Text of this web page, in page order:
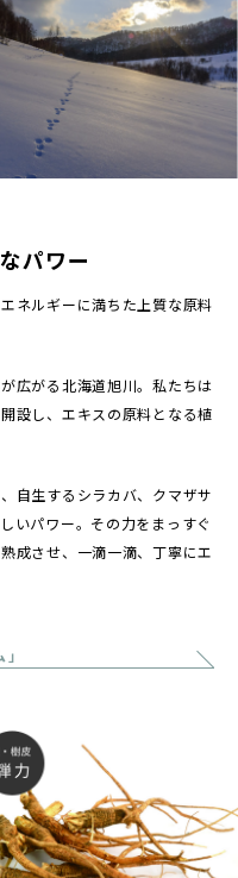
パワー
ネルギーに満ちた上質な原料
広がる北海道旭川。私たちは
設し、エキスの原料となる植
自生するシラカバ、クマザサ
いパワー。その力をまっすぐ
成させ、一滴一滴、丁寧にエ